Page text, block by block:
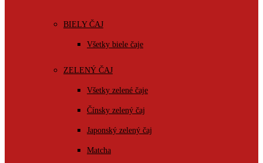
BIELY ČAJ
Všetky biele čaje
ZELENÝ ČAJ
Všetky zelené čaje
Čínsky zelený čaj
Japonský zelený čaj
Matcha